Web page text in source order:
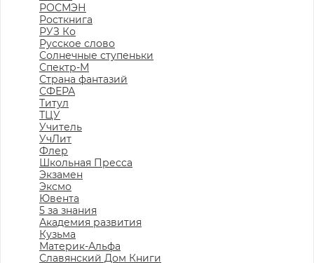
РОСМЭН
Росткнига
РУЗ Ко
Русское слово
Солнечные ступеньки
Спектр-М
Страна фантазий
СФЕРА
Титул
ТЦУ
Учитель
УчЛит
Флер
Школьная Пресса
Экзамен
Эксмо
Ювента
5 за знания
Академия развития
Кузьма
Материк-Альфа
Славянский Дом Книги